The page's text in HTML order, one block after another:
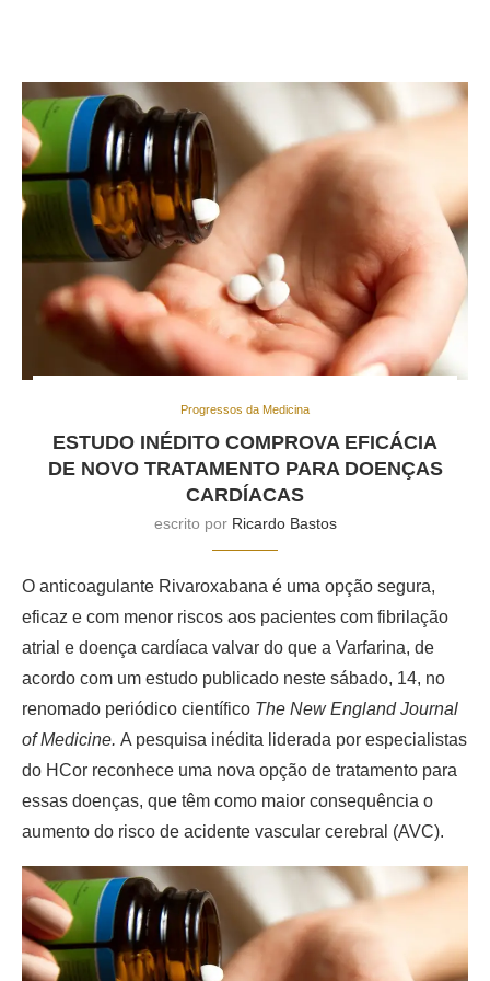
Progressos da Medicina
ESTUDO INÉDITO COMPROVA EFICÁCIA
DE NOVO TRATAMENTO PARA DOENÇAS
CARDÍACAS
escrito por Ricardo Bastos
O anticoagulante Rivaroxabana é uma opção segura,
eficaz e com menor riscos aos pacientes com fibrilação
atrial e doença cardíaca valvar do que a Varfarina, de
acordo com um estudo publicado neste sábado, 14, no
renomado periódico científico The New England Journal
of Medicine. A pesquisa inédita liderada por especialistas
do HCor reconhece uma nova opção de tratamento para
essas doenças, que têm como maior consequência o
aumento do risco de acidente vascular cerebral (AVC).